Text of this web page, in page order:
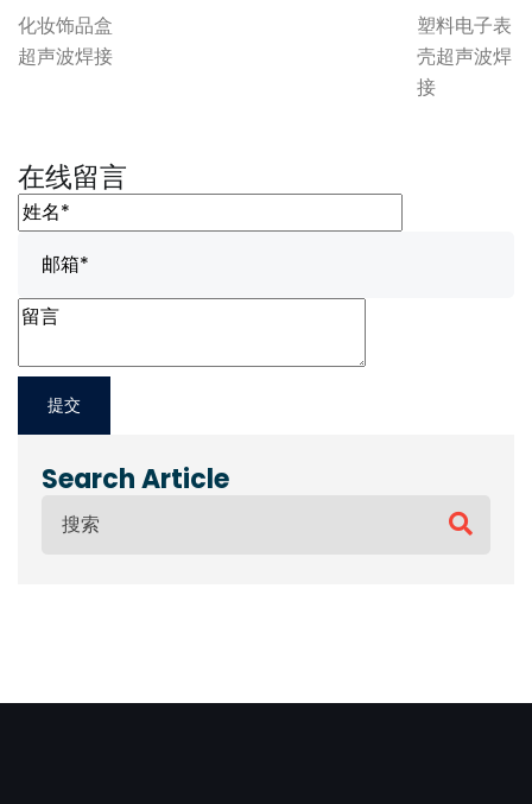
化妆饰品盒
超声波焊接
塑料电子表
壳超声波焊
接
在线留言
Search Article